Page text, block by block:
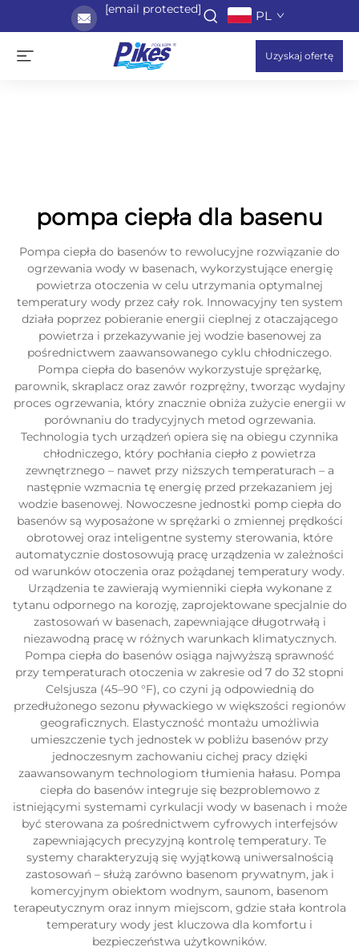
[email protected] PL
Uzyskaj ofertę
pompa ciepła dla basenu
Pompa ciepła do basenów to rewolucyjne rozwiązanie do
ogrzewania wody w basenach, wykorzystujące energię
powietrza otoczenia w celu utrzymania optymalnej
temperatury wody przez cały rok. Innowacyjny ten system
działa poprzez pobieranie energii cieplnej z otaczającego
powietrza i przekazywanie jej wodzie basenowej za
pośrednictwem zaawansowanego cyklu chłodniczego.
Pompa ciepła do basenów wykorzystuje sprężarkę,
parownik, skraplacz oraz zawór rozprężny, tworząc wydajny
proces ogrzewania, który znacznie obniża zużycie energii w
porównaniu do tradycyjnych metod ogrzewania.
Technologia tych urządzeń opiera się na obiegu czynnika
chłodniczego, który pochłania ciepło z powietrza
zewnętrznego – nawet przy niższych temperaturach – a
następnie wzmacnia tę energię przed przekazaniem jej
wodzie basenowej. Nowoczesne jednostki pomp ciepła do
basenów są wyposażone w sprężarki o zmiennej prędkości
obrotowej oraz inteligentne systemy sterowania, które
automatycznie dostosowują pracę urządzenia w zależności
od warunków otoczenia oraz pożądanej temperatury wody.
Urządzenia te zawierają wymienniki ciepła wykonane z
tytanu odpornego na korozję, zaprojektowane specjalnie do
zastosowań w basenach, zapewniające długotrwałą i
niezawodną pracę w różnych warunkach klimatycznych.
Pompa ciepła do basenów osiąga najwyższą sprawność
przy temperaturach otoczenia w zakresie od 7 do 32 stopni
Celsjusza (45–90 °F), co czyni ją odpowiednią do
przedłużonego sezonu pływackiego w większości regionów
geograficznych. Elastyczność montażu umożliwia
umieszczenie tych jednostek w pobliżu basenów przy
jednoczesnym zachowaniu cichej pracy dzięki
zaawansowanym technologiom tłumienia hałasu. Pompa
ciepła do basenów integruje się bezproblemowo z
istniejącymi systemami cyrkulacji wody w basenach i może
być sterowana za pośrednictwem cyfrowych interfejsów
zapewniających precyzyjną kontrolę temperatury. Te
systemy charakteryzują się wyjątkową uniwersalnością
zastosowań – służą zarówno basenom prywatnym, jak i
komercyjnym obiektom wodnym, saunom, basenom
terapeutycznym oraz innym miejscom, gdzie stała kontrola
temperatury wody jest kluczowa dla komfortu i
bezpieczeństwa użytkowników.